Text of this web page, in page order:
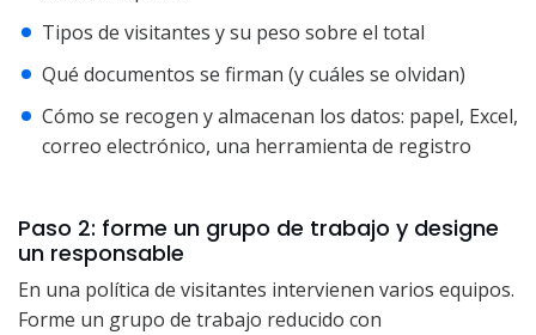
Tipos de visitantes y su peso sobre el total
Qué documentos se firman (y cuáles se olvidan)
Cómo se recogen y almacenan los datos: papel, Excel,
correo electrónico, una herramienta de registro
Paso 2: forme un grupo de trabajo y designe
un responsable
En una política de visitantes intervienen varios equipos.
Forme un grupo de trabajo reducido con